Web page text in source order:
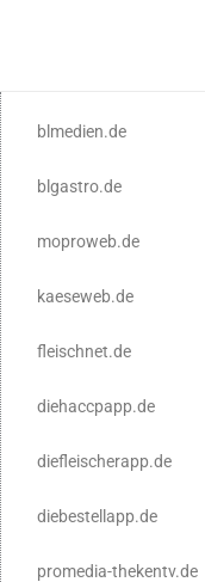
blmedien.de
blgastro.de
moproweb.de
kaeseweb.de
fleischnet.de
diehaccpapp.de
diefleischerapp.de
diebestellapp.de
promedia-thekentv.de